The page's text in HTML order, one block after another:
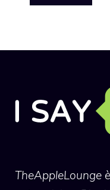
TheAppleLounge